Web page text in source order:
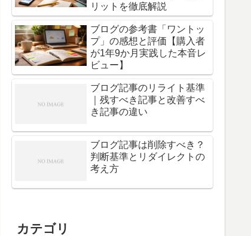
リットを徹底解説
ブログの参考書「ワントッ
プ」の感想と評価【購入者
が1年9か月実践した本音レ
ビュー】
ブログ記事のリライト基準
｜残すべき記事と改善すべ
き記事の違い
ブログ記事は削除すべき？
判断基準とリダイレクトの
考え方
カテゴリ